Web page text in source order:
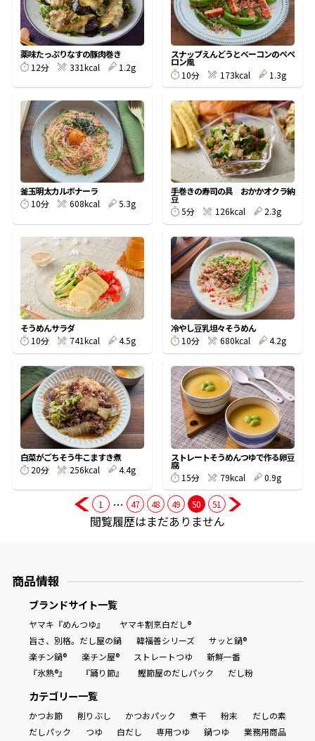
『踊り節』
鰹節屋の
だしパック
だし粉
商品情報一覧
おすすめサイト
新鮮一番
氷熟®︎
だしパック
薬味たっぷりなすの豚肉巻き
12分
331kcal 1.2g
スナップえんどうとベーコンのぺぺ
ロン風
10分
173kcal 1.3g
釜玉明太カルボナーラ
10分
608kcal 5.3g
手巻きの寿司の具 おかかオクラ納
豆
5分
126kcal 2.3g
そうめんサラダ
10分
741kcal 4.5g
冷やし豆乳坦々そうめん
10分
680kcal 4.2g
白菜がごちそう牛こますき煮
20分
256kcal 4.4g
ストレートそうめんつゆで作る卵豆
腐
15分
79kcal 0.9g
1 … 47 48 49 50 51
閲覧履歴はまだありません
商品情報
ブランドサイト一覧
ヤマキ『めんつゆ』
ヤマキ割烹白だし®
旨さ、別格。だし屋の鍋
韓福善シリーズ
サッと鍋®
楽チン鍋®
楽チン屋® ストレートつゆ
新鮮一番
『氷熟®』
『踊り節』 鰹節屋のだしパック だし粉
カテゴリー一覧
かつお節 削りぶし かつおパック 煮干 粉末
だしの素
だしパック
つゆ 白だし 専用つゆ 鍋つゆ 業務用商品